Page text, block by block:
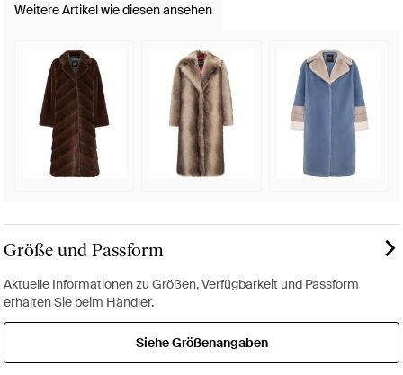
Weitere Artikel wie diesen ansehen
Größe und Passform
Aktuelle Informationen zu Größen, Verfügbarkeit und Passform
erhalten Sie beim Händler.
Siehe Größenangaben